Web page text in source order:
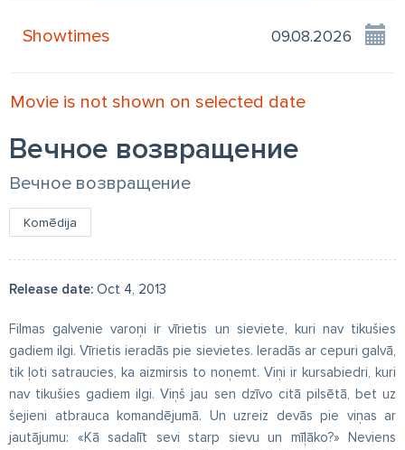
Showtimes
Movie is not shown on selected date
Вечное возвращение
Вечное возвращение
Komēdija
Release date: Oct 4, 2013
Filmas galvenie varoņi ir vīrietis un sieviete, kuri nav tikušies
gadiem ilgi. Vīrietis ieradās pie sievietes. Ieradās ar cepuri galvā,
tik ļoti satraucies, ka aizmirsis to noņemt. Viņi ir kursabiedri, kuri
nav tikušies gadiem ilgi. Viņš jau sen dzīvo citā pilsētā, bet uz
šejieni atbrauca komandējumā. Un uzreiz devās pie viņas ar
jautājumu: «Kā sadalīt sevi starp sievu un mīļāko?» Neviens